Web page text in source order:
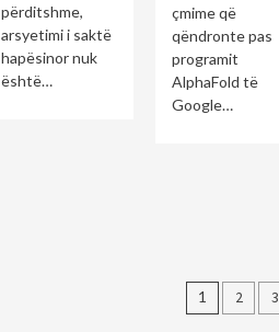
përditshme,
arsyetimi i saktë
hapësinor nuk
është…
çmime që
qëndronte pas
programit
AlphaFold të
Google…
Posts
1 2 3